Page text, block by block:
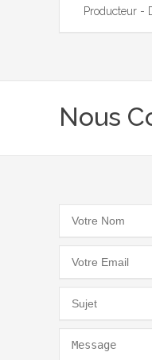
Producteur -
Nous